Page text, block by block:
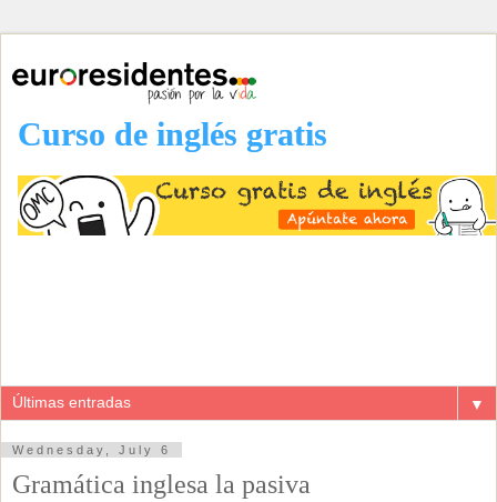
Curso de inglés gratis
▼
Wednesday, July 6
Gramática inglesa la pasiva